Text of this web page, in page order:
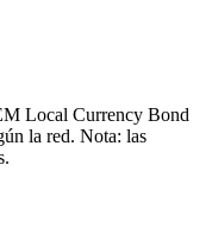
Local Currency Bond
la red. Nota: las